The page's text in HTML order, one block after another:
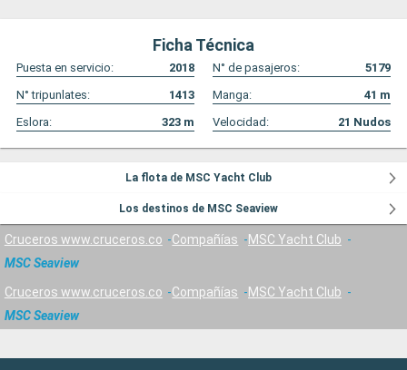
Ficha Técnica
Puesta en servicio: 2018 N° de pasajeros:
5179
N° tripunlates:
1413 Manga: 41 m
Eslora:
323 m Velocidad: 21 Nudos
La flota de MSC Yacht Club
Los destinos de MSC Seaview
Cruceros www.cruceros.co Compañías
MSC Yacht Club
MSC Seaview
Cruceros www.cruceros.co Compañías
MSC Yacht Club
MSC Seaview